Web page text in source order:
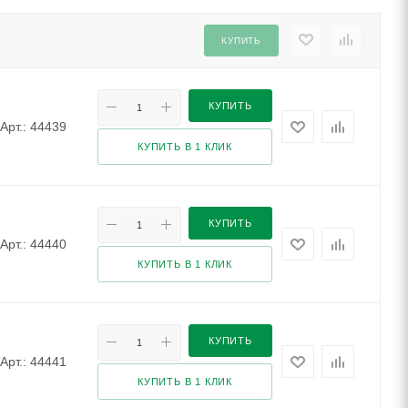
КУПИТЬ
Арт.: 44439
КУПИТЬ
КУПИТЬ В 1 КЛИК
Арт.: 44440
КУПИТЬ
КУПИТЬ В 1 КЛИК
Арт.: 44441
КУПИТЬ
КУПИТЬ В 1 КЛИК